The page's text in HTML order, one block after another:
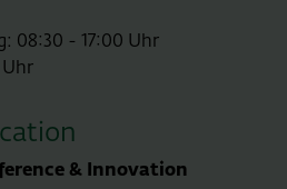
08:30 - 17:00 Uhr
& Innovation